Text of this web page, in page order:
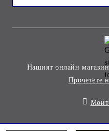
Нашият онлайн магазин
Прочетете